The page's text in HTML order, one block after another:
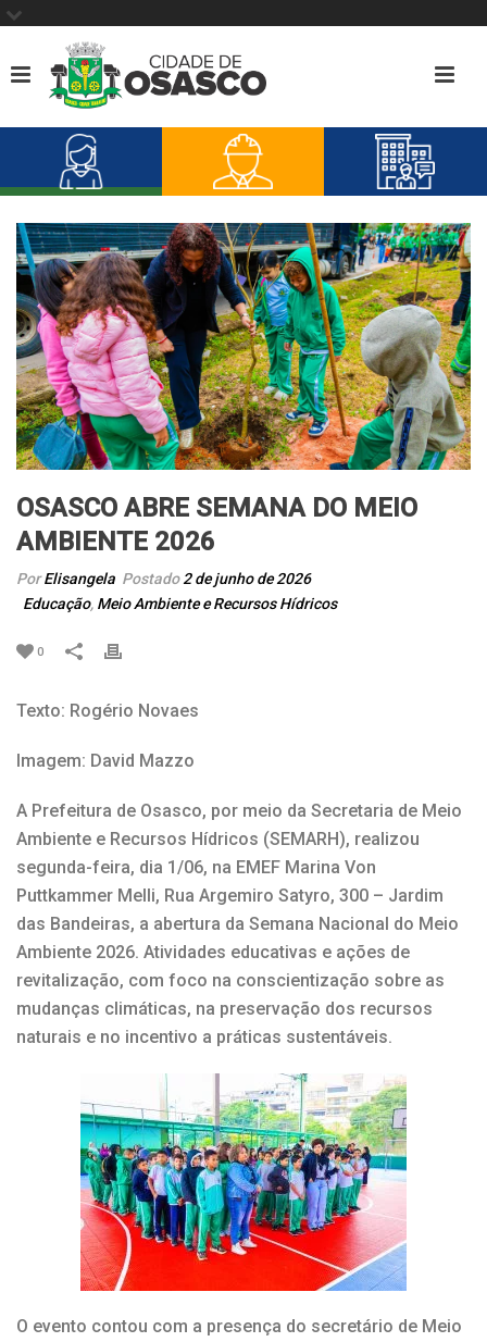
OSASCO ABRE SEMANA DO MEIO
AMBIENTE 2026
PorElisangela Postado2 de junho de 2026
Educação, Meio Ambiente e Recursos Hídricos
0
Texto: Rogério Novaes
Imagem: David Mazzo
A Prefeitura de Osasco, por meio da Secretaria de Meio
Ambiente e Recursos Hídricos (SEMARH), realizou
segunda-feira, dia 1/06, na EMEF Marina Von
Puttkammer Melli, Rua Argemiro Satyro, 300 – Jardim
das Bandeiras, a abertura da Semana Nacional do Meio
Ambiente 2026. Atividades educativas e ações de
revitalização, com foco na conscientização sobre as
mudanças climáticas, na preservação dos recursos
naturais e no incentivo a práticas sustentáveis.
O evento contou com a presença do secretário de Meio